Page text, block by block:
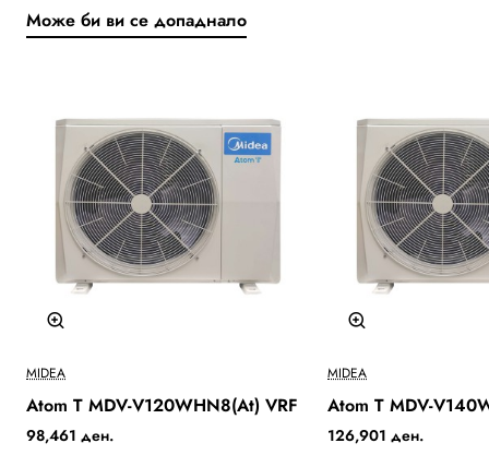
Може би ви се допаднало
MIDEA
Atom T MDV-V120WHN8(At) VRF
98,461 ден.
MIDEA
Atom T MDV-
126,901 ден.